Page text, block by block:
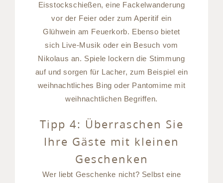
Eisstockschießen, eine Fackelwanderung
vor der Feier oder zum Aperitif ein
Glühwein am Feuerkorb. Ebenso bietet
sich Live-Musik oder ein Besuch vom
Nikolaus an. Spiele lockern die Stimmung
auf und sorgen für Lacher, zum Beispiel ein
weihnachtliches Bing oder Pantomime mit
weihnachtlichen Begriffen.
Tipp 4: Überraschen Sie
Ihre Gäste mit kleinen
Geschenken
Wer liebt Geschenke nicht? Selbst eine